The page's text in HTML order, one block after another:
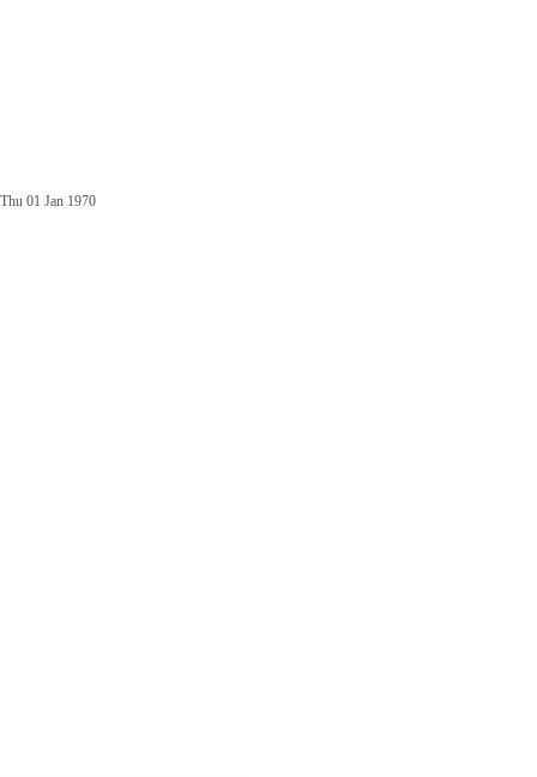
Thu 01 Jan 1970